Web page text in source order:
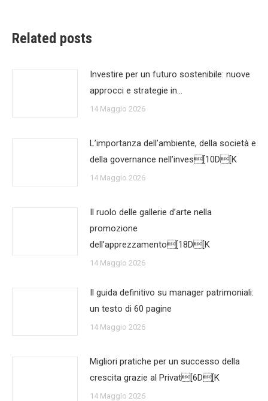
Related posts
Investire per un futuro sostenibile: nuove
approcci e strategie in…
14 Maggio 2026
L’importanza dell’ambiente, della società e
della governance nell’inves[10D[K
14 Maggio 2026
Il ruolo delle gallerie d’arte nella
promozione
dell’apprezzamento[18D[K
14 Maggio 2026
Il guida definitivo su manager patrimoniali:
un testo di 60 pagine
14 Maggio 2026
Migliori pratiche per un successo della
crescita grazie al Privat[6D[K
14 Maggio 2026